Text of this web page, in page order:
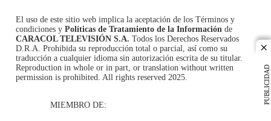
PUBLICIDAD
El uso de este sitio web implica la aceptación de los Términos y
condiciones y Políticas de Tratamiento de la Información de
CARACOL TELEVISIÓN S.A. Todos los Derechos Reservados
D.R.A. Prohibida su reproducción total o parcial, así como su
traducción a cualquier idioma sin autorización escrita de su titular.
Reproduction in whole or in part, or translation without written
permission is prohibited. All rights reserved 2025.
MIEMBRO DE: